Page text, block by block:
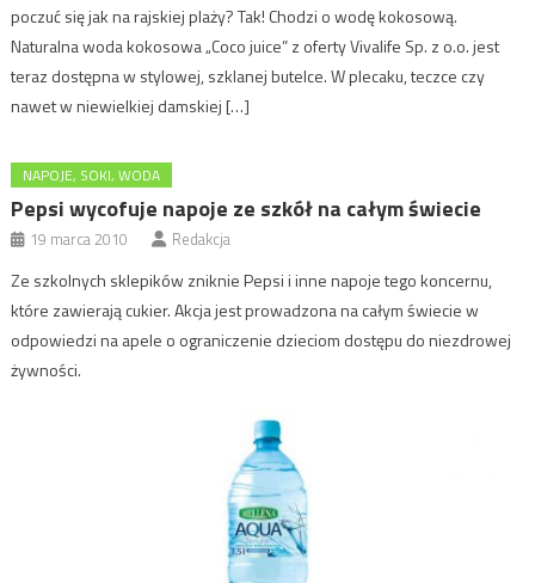
poczuć się jak na rajskiej plaży? Tak! Chodzi o wodę kokosową.
Naturalna woda kokosowa „Coco juice” z oferty Vivalife Sp. z o.o. jest
teraz dostępna w stylowej, szklanej butelce. W plecaku, teczce czy
nawet w niewielkiej damskiej […]
NAPOJE, SOKI, WODA
Pepsi wycofuje napoje ze szkół na całym świecie
19 marca 2010 Redakcja
Ze szkolnych sklepików zniknie Pepsi i inne napoje tego koncernu,
które zawierają cukier. Akcja jest prowadzona na całym świecie w
odpowiedzi na apele o ograniczenie dzieciom dostępu do niezdrowej
żywności.